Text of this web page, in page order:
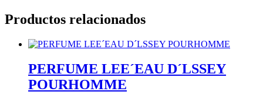
Productos relacionados
PERFUME LEE´EAU D´LSSEY
POURHOMME